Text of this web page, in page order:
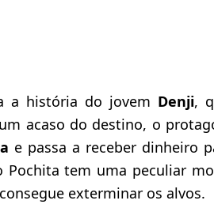
a história do jovem Denji,
acaso do destino, o
e passa a receber dinheiro
Pochita tem uma peculiar
exterminar os alvos.